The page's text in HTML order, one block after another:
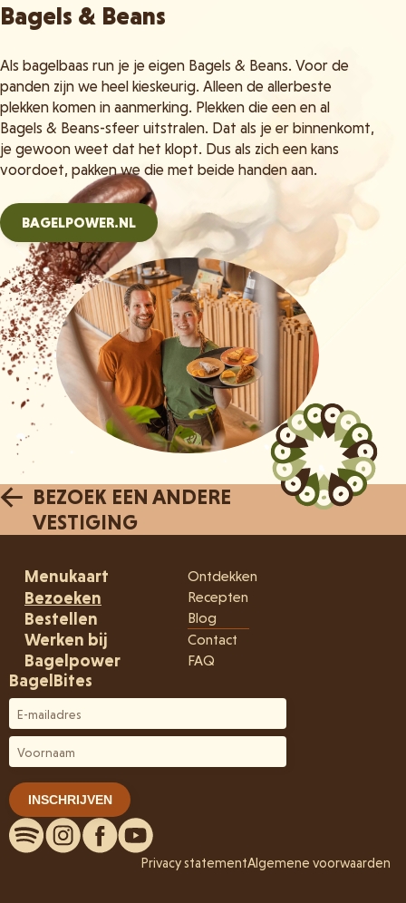
Bagels & Beans
Als bagelbaas run je je eigen Bagels & Beans. Voor de
panden zijn we heel kieskeurig. Alleen de allerbeste
plekken komen in aanmerking. Plekken die een en al
Bagels & Beans-sfeer uitstralen. Dat als je er binnenkomt,
je gewoon weet dat het klopt. Dus als zich een kans
voordoet, pakken we die met beide handen aan.
BAGELPOWER.NL
BEZOEK EEN ANDERE
VESTIGING
Menukaart
Bezoeken
Bestellen
Werken bij
Bagelpower
Ontdekken
Recepten
Blog
Contact
FAQ
BagelBites
Privacy statementAlgemene voorwaarden